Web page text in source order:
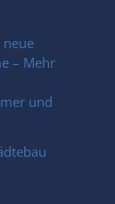
neue
– Mehr
und